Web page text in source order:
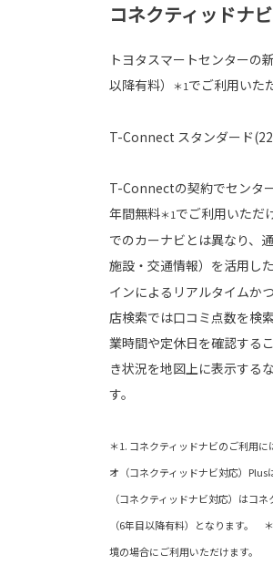
コネクティッドナビ
トヨタスマートセンターの
以降有料）
＊1でご利用いた
T-Connect スタンダード
T-Connectの契約でセンタ
年間無料＊1でご利用いただ
でのカーナビとは異なり、
施設・交通情報）を活用し
インによるリアルタイムか
店検索では口コミ点数を検
業時間や定休日を確認する
き状況を地図上に表示する
す。
＊1. コネクティッドナビのご利用
オ（コネクティッドナビ対応）
（コネクティッドナビ対応）はコ
（6年目以降有料）となります。
境の場合にご利用いただけます。